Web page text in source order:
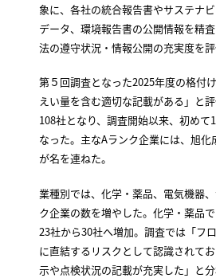
象に、各社の統合報告書やサステナ
データ、環境報告書の公開情報を精
法の遵守状況・情報公開の充実度を評
第５回調査となった2025年度の格付
えい量を含む適切な記載がある」と
108社となり、調査開始以来、初めて
なった。主なAランク企業には、旭化
が名を連ねた。
業種別では、化学・薬品、電気機器
ク企業の数を増やした。化学・薬品
23社から30社へ増加。調査では「フ
に直結するリスクとして認識されて
示や点検状況の記載が充実した」と分